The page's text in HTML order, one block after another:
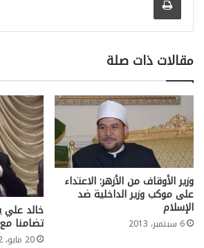
مقالات ذات صلة
وزير الأوقاف من الأزهر: الاعتداء
على موكب وزير الداخلية ضد
الإسلام
6 سبتمبر، 2013
خالد
تضامنا
20 مايو، 2012